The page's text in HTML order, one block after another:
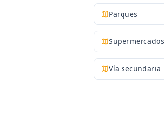
Parques
Supermercados
Vía secundaria